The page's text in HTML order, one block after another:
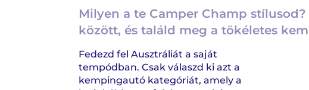
Milyen a te Camper Champ
között, és találd meg a tökéletes
Fedezd fel Ausztráliát a saját
tempódban. Csak válaszd ki azt a
kempingautó kategóriát, amely a